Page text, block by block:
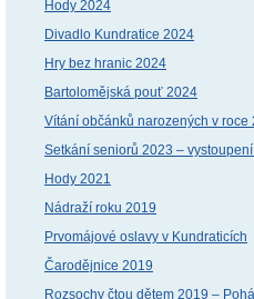
Hody 2024
Divadlo Kundratice 2024
Hry bez hranic 2024
Bartolomějská pouť 2024
Vítání občánků narozených v roce
Setkání seniorů 2023 –
Hody 2021
Nádraží roku 2019
Prvomájové oslavy v Kundraticích
Čarodějnice 2019
Rozsochy čtou dětem 2019 –